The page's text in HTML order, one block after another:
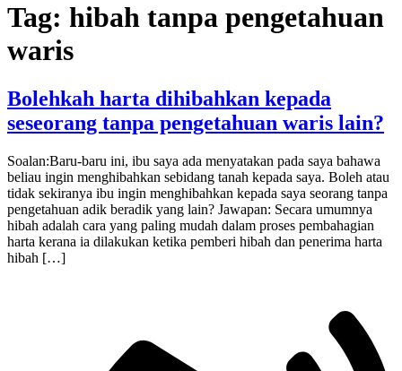
Tag: hibah tanpa pengetahuan
waris
Bolehkah harta dihibahkan kepada
seseorang tanpa pengetahuan waris lain?
Soalan:Baru-baru ini, ibu saya ada menyatakan pada saya bahawa
beliau ingin menghibahkan sebidang tanah kepada saya. Boleh atau
tidak sekiranya ibu ingin menghibahkan kepada saya seorang tanpa
pengetahuan adik beradik yang lain? Jawapan: Secara umumnya
hibah adalah cara yang paling mudah dalam proses pembahagian
harta kerana ia dilakukan ketika pemberi hibah dan penerima harta
hibah […]